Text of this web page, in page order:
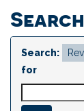
Search
Search:
for